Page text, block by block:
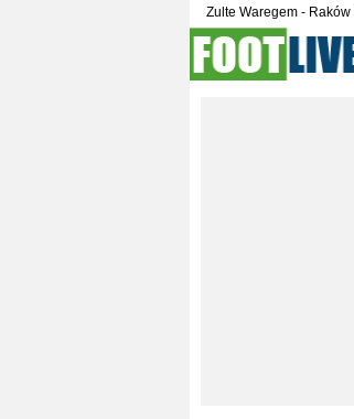
Zulte Waregem -